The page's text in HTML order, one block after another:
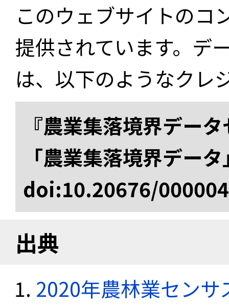
このウェブサイトのコ
提供されています。デ
は、以下のようなクレ
『農業集落境界デー
「農業集落境界デー
doi:10.20676/
出典
2020年農林業セン